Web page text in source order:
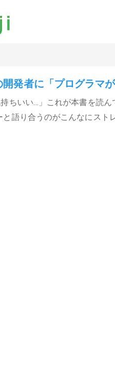
発者に「プログラマ
持ちいい…」これが本書を読
と語り合うのがこんなにスト